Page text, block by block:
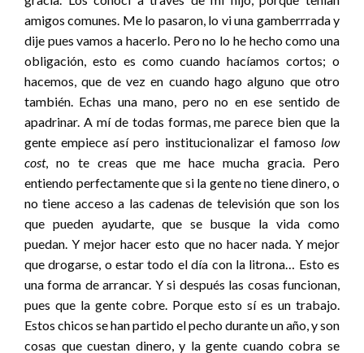
amigos comunes. Me lo pasaron, lo vi una gamberrrada y
dije pues vamos a hacerlo. Pero no lo he hecho como una
obligación, esto es como cuando hacíamos cortos; o
hacemos, que de vez en cuando hago alguno que otro
también. Echas una mano, pero no en ese sentido de
apadrinar. A mí de todas formas, me parece bien que la
gente empiece así pero institucionalizar el famoso low
cost, no te creas que me hace mucha gracia. Pero
entiendo perfectamente que si la gente no tiene dinero, o
no tiene acceso a las cadenas de televisión que son los
que pueden ayudarte, que se busque la vida como
puedan. Y mejor hacer esto que no hacer nada. Y mejor
que drogarse, o estar todo el día con la litrona… Esto es
una forma de arrancar. Y si después las cosas funcionan,
pues que la gente cobre. Porque esto sí es un trabajo.
Estos chicos se han partido el pecho durante un año, y son
cosas que cuestan dinero, y la gente cuando cobra se